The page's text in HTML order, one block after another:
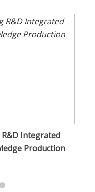
Integrated
Production